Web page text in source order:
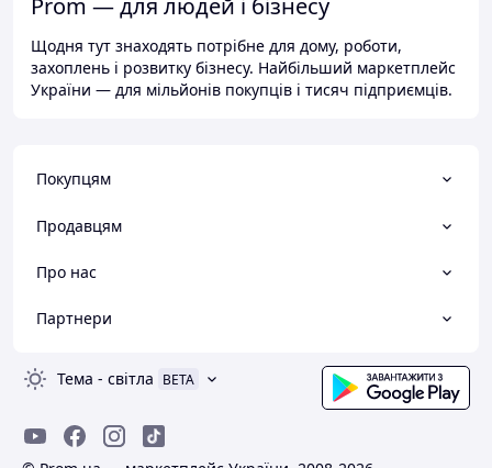
Prom — для людей і бізнесу
Щодня тут знаходять потрібне для дому, роботи,
захоплень і розвитку бізнесу. Найбільший маркетплейс
України — для мільйонів покупців і тисяч підприємців.
Покупцям
Продавцям
Про нас
Партнери
Тема - світла BETA